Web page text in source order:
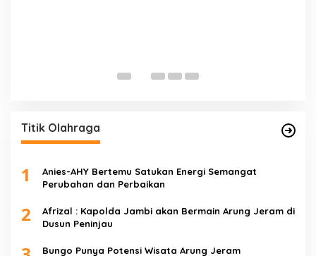
Titik Olahraga
1
Anies-AHY Bertemu Satukan Energi Semangat
Perubahan dan Perbaikan
2
Afrizal : Kapolda Jambi akan Bermain Arung Jeram di
Dusun Peninjau
Bungo Punya Potensi Wisata Arung Jeram